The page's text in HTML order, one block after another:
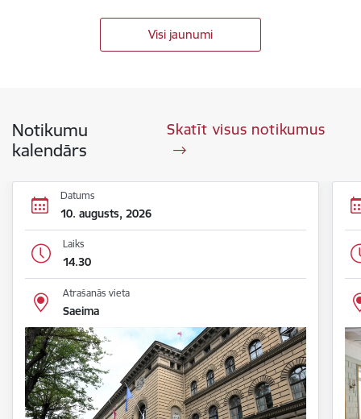
Visi jaunumi
Notikumu
kalendārs
Skatīt visus notikumus
Datums
10. augusts, 2026
Laiks
14.30
Atrašanās vieta
Saeima